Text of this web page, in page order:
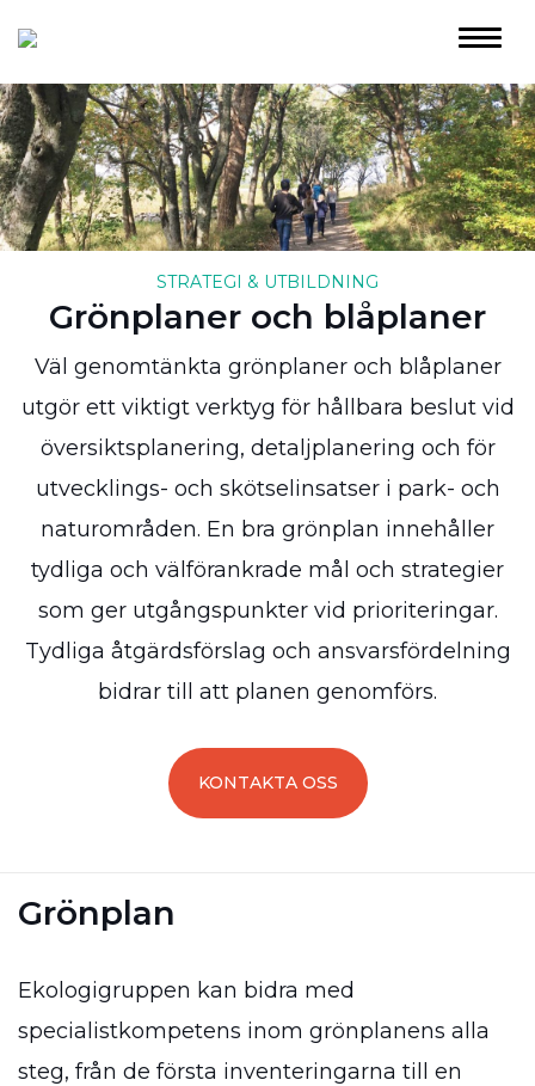
STRATEGI & UTBILDNING
Grönplaner och blåplaner
Väl genomtänkta grönplaner och blåplaner
utgör ett viktigt verktyg för hållbara beslut vid
översiktsplanering, detaljplanering och för
utvecklings- och skötselinsatser i park- och
naturområden. En bra grönplan innehåller
tydliga och välförankrade mål och strategier
som ger utgångspunkter vid prioriteringar.
Tydliga åtgärdsförslag och ansvarsfördelning
bidrar till att planen genomförs.
KONTAKTA OSS
Grönplan
Ekologigruppen kan bidra med
specialistkompetens inom grönplanens alla
steg, från de första inventeringarna till en